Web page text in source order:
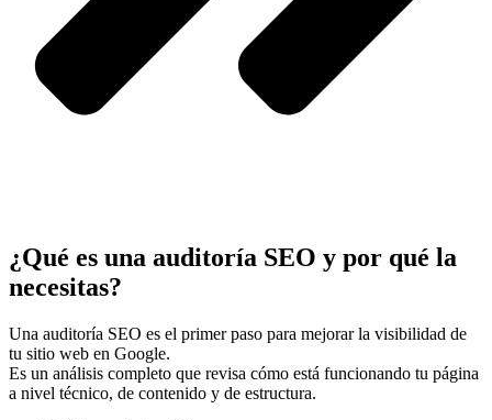
¿Qué es una auditoría SEO y por qué la
necesitas?
Una auditoría SEO es el primer paso para mejorar la visibilidad de
tu sitio web en Google.
Es un análisis completo que revisa cómo está funcionando tu página
a nivel técnico, de contenido y de estructura.